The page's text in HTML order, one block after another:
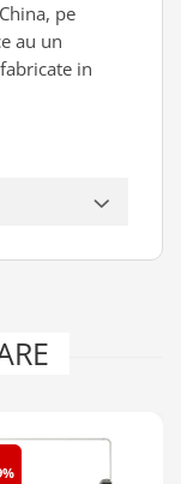
pe
au un
in